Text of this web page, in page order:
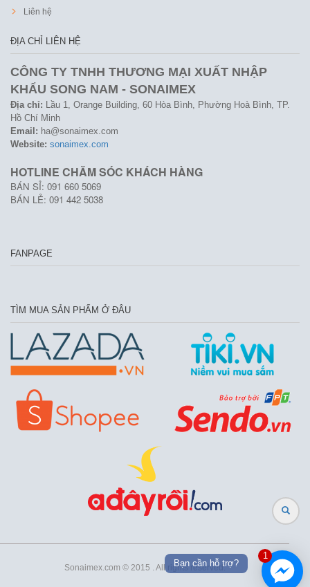
1
Bạn cần hỗ trợ?
Liên hệ
ĐỊA CHỈ LIÊN HỆ
CÔNG TY TNHH THƯƠNG MẠI XUẤT NHẬP
KHẨU SONG NAM - SONAIMEX
Địa chỉ: Lầu 1, Orange Building, 60 Hòa Bình, Phường Hoà Bình, TP.
Hồ Chí Minh
Email: ha@sonaimex.com
Website: sonaimex.com
HOTLINE CHĂM SÓC KHÁCH HÀNG
BÁN SỈ: 091 660 5069
BÁN LẺ: 091 442 5038
FANPAGE
TÌM MUA SẢN PHẨM Ở ĐÂU
Sonaimex.com © 2015 . All rights reserved.